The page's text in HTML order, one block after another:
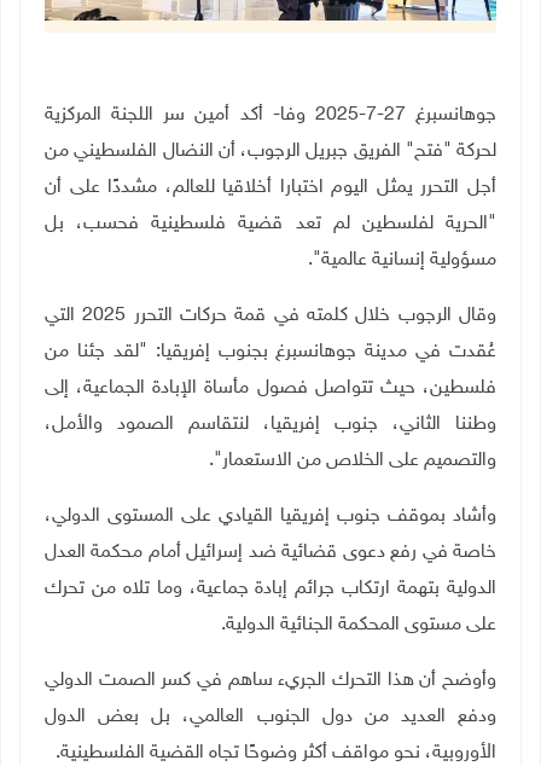
جوهانسبرغ 27-7-2025 وفا- أكد أمين سر اللجنة المركزية
لحركة "فتح" الفريق جبريل الرجوب، أن النضال الفلسطيني من
أجل التحرر يمثل اليوم اختبارا أخلاقيا للعالم، مشددًا على أن
"الحرية لفلسطين لم تعد قضية فلسطينية فحسب، بل
مسؤولية إنسانية عالمية".
وقال الرجوب خلال كلمته في قمة حركات التحرر 2025 التي
عُقدت في مدينة جوهانسبرغ بجنوب إفريقيا: "لقد جئنا من
فلسطين، حيث تتواصل فصول مأساة الإبادة الجماعية، إلى
وطننا الثاني، جنوب إفريقيا، لنتقاسم الصمود والأمل،
والتصميم على الخلاص من الاستعمار".
وأشاد بموقف جنوب إفريقيا القيادي على المستوى الدولي،
خاصة في رفع دعوى قضائية ضد إسرائيل أمام محكمة العدل
الدولية بتهمة ارتكاب جرائم إبادة جماعية، وما تلاه من تحرك
على مستوى المحكمة الجنائية الدولية.
وأوضح أن هذا التحرك الجريء ساهم في كسر الصمت الدولي
ودفع العديد من دول الجنوب العالمي، بل بعض الدول
الأوروبية، نحو مواقف أكثر وضوحًا تجاه القضية الفلسطينية.